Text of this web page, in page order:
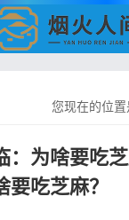
您现在的位置
：为啥要吃
吃芝麻？